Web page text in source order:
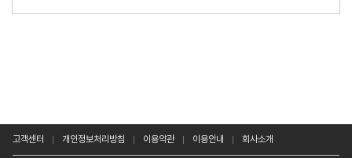
고객센터 개인정보처리방침 이용약관 이용안내 회사소개